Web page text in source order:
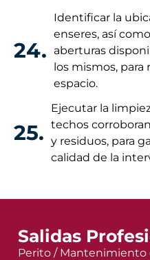
24.
Identificar la
enseres, así
aberturas
los mismos, para
espacio.
25.
Ejecutar la
techos
y residuos, para
calidad de la
Salidas
Perito / Mantenimiento